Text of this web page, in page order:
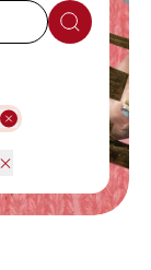
Sök